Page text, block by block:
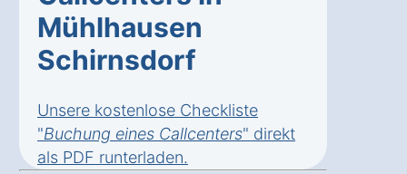
Mühlhausen
Schirnsdorf
Unsere kostenlose Checkliste
"Buchung eines Callcenters" direkt
als PDF runterladen.